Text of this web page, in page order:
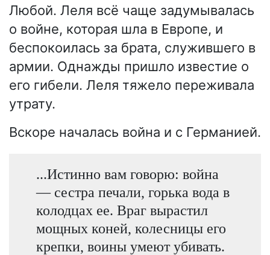
Любой. Леля всё чаще задумывалась
о войне, которая шла в Европе, и
беспокоилась за брата, служившего в
армии. Однажды пришло известие о
его гибели. Леля тяжело переживала
утрату.
Вскоре началась война и с Германией.
...Истинно вам говорю: война
— сестра печали, горька вода в
колодцах ее. Враг вырастил
мощных коней, колесницы его
крепки, воины умеют убивать.